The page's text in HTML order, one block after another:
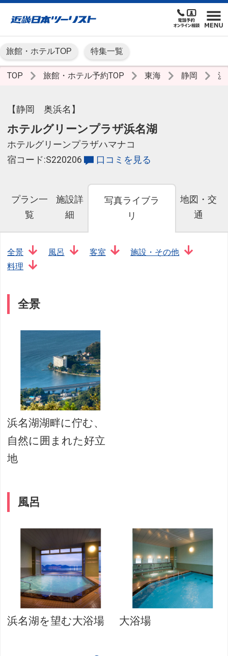
旅館・ホテルTOP 特集一覧
TOP 旅館・ホテル予約TOP 東海 静岡 浜
【静岡 奥浜名】
ホテルグリーンプラザ浜名湖
ホテルグリーンプラザハマナコ
宿コード:S220206
口コミを見る
プラン一
覧
施設詳
細
写真ライブラ
リ
地図・交
通
全景 風呂 客室
施設・その他
料理
全景
浜名湖湖畔に佇む、
自然に囲まれた好立
地
風呂
浜名湖を望む大浴場 大浴場